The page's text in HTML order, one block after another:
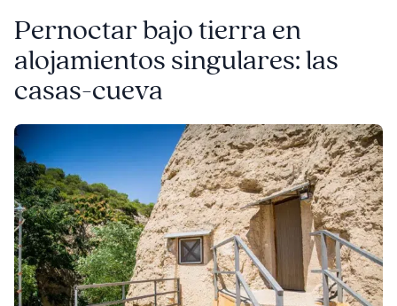
Pernoctar bajo tierra en
alojamientos singulares: las
casas-cueva